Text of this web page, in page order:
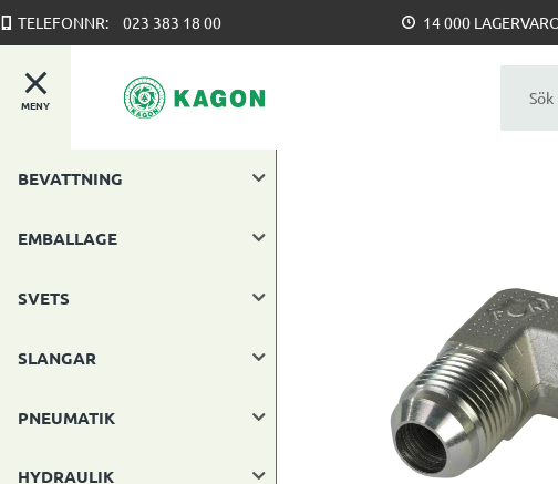
TELEFONNR: 023 383 18 00 14 000
MENY
BEVATTNING
EMBALLAGE
SVETS
SLANGAR
PNEUMATIK
HYDRAULIK